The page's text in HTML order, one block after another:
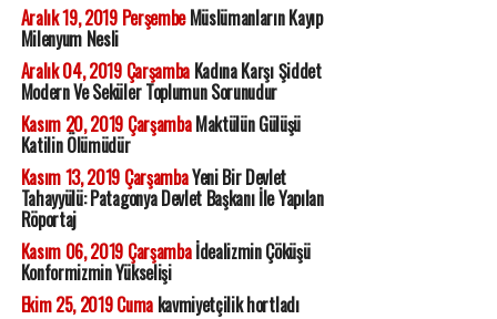
Aralık 19, 2019 PerşembeMüslümanların Kayıp
Milenyum Nesli
Aralık 04, 2019 ÇarşambaKadına Karşı Şiddet
Modern Ve Seküler Toplumun Sorunudur
Kasım 20, 2019 ÇarşambaMaktülün Gülüşü
Katilin Ölümüdür
Kasım 13, 2019 ÇarşambaYeni Bir Devlet
Tahayyülü: Patagonya Devlet Başkanı İle Yapılan
Röportaj
Kasım 06, 2019 Çarşambaİdealizmin Çöküşü
Konformizmin Yükselişi
Ekim 25, 2019 Cumakavmiyetçilik hortladı